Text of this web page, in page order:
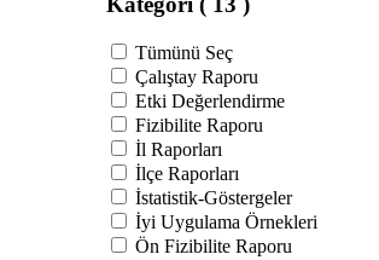
Tümünü Seç
Çalıştay Raporu
Etki Değerlendirme
Fizibilite Raporu
İl Raporları
İlçe Raporları
İstatistik-Göstergeler
İyi Uygulama Örnekleri
Ön Fizibilite Raporu